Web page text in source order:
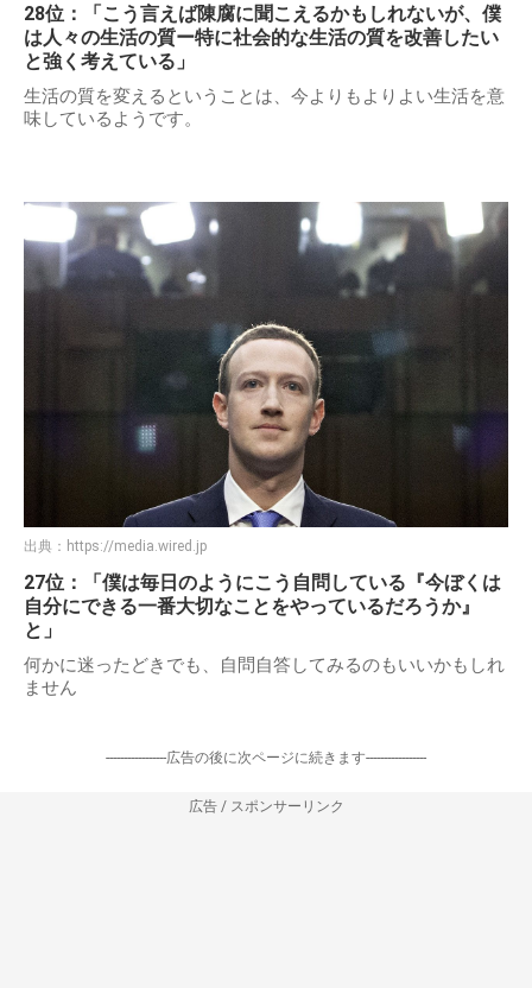
28位：「こう言えば陳腐に聞こえるかもしれないが、僕
は人々の生活の質ー特に社会的な生活の質を改善したい
と強く考えている」
生活の質を変えるということは、今よりもよりよい生活を意
味しているようです。
出典： https://media.wired.jp
27位：「僕は毎日のようにこう自問している『今ぼくは
自分にできる一番大切なことをやっているだろうか』
と」
何かに迷ったどきでも、自問自答してみるのもいいかもしれ
ません
-----------------広告の後に次ページに続きます-----------------
広告 / スポンサーリンク